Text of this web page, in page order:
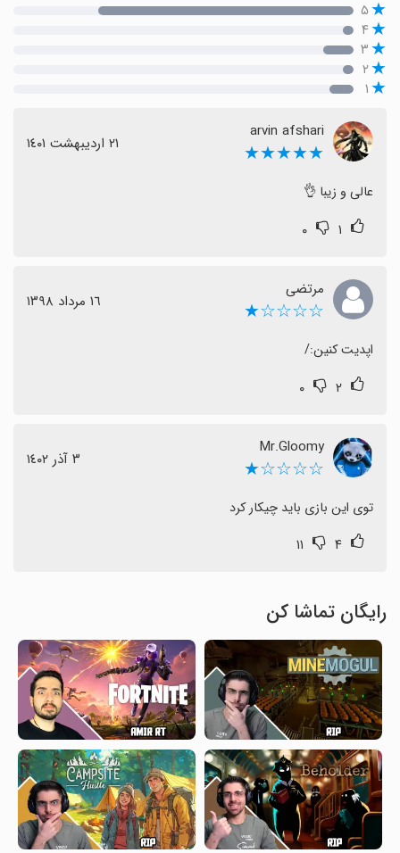
۵
۴
۳
۲
۱
arvin afshari
★★★★★ ٢١ اردیبهشت ١٤٠١
عالی و زیبا 👌
۱ ۰
مرتضی
☆☆☆☆★ ١٦ مرداد ١٣٩٨
اپدیت کنین:/
۲ ۰
Mr.Gloomy
☆☆☆☆★ ٣ آذر ١٤٠٢
توی این بازی باید چیکار کرد
۴ ۱۱
رایگان تماشا کن